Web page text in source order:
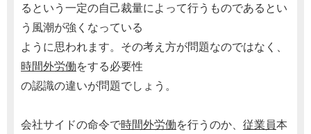
るという一定の自己裁量によって行うものであるとい
う風潮が強くなっている
ように思われます。その考え方が問題なのではなく、
時間外労働をする必要性
の認識の違いが問題でしょう。
会社サイドの命令で時間外労働を行うのか、 従業員本